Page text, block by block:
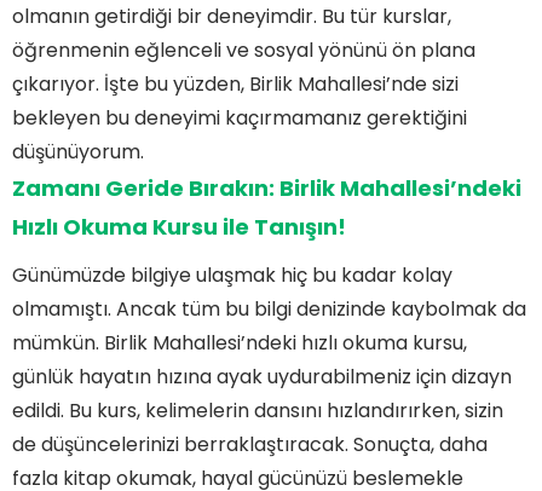
olmanın getirdiği bir deneyimdir. Bu tür kurslar,
öğrenmenin eğlenceli ve sosyal yönünü ön plana
çıkarıyor. İşte bu yüzden, Birlik Mahallesi’nde sizi
bekleyen bu deneyimi kaçırmamanız gerektiğini
düşünüyorum.
Zamanı Geride Bırakın: Birlik Mahallesi’ndeki
Hızlı Okuma Kursu ile Tanışın!
Günümüzde bilgiye ulaşmak hiç bu kadar kolay
olmamıştı. Ancak tüm bu bilgi denizinde kaybolmak da
mümkün. Birlik Mahallesi’ndeki hızlı okuma kursu,
günlük hayatın hızına ayak uydurabilmeniz için dizayn
edildi. Bu kurs, kelimelerin dansını hızlandırırken, sizin
de düşüncelerinizi berraklaştıracak. Sonuçta, daha
fazla kitap okumak, hayal gücünüzü beslemekle